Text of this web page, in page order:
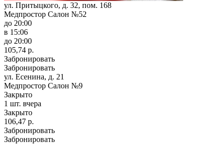
ул. Притыцкого, д. 32, пом. 168
Медпростор Салон №52
до 20:00
в 15:06
до 20:00
105,74 р.
Забронировать
Забронировать
ул. Есенина, д. 21
Медпростор Салон №9
Закрыто
1 шт. вчера
Закрыто
106,47 р.
Забронировать
Забронировать